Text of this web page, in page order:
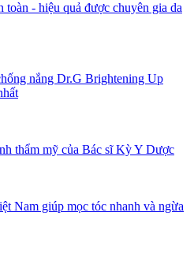
- hiệu quả được chuyên gia da
nắng Dr.G Brightening Up
thẩm mỹ của Bác sĩ Kỳ Y Dược
Nam giúp mọc tóc nhanh và ngừa